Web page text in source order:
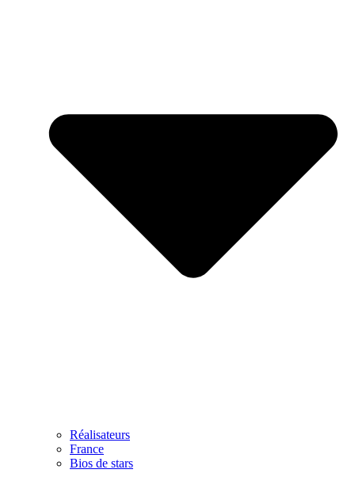
Réalisateurs
France
Bios de stars